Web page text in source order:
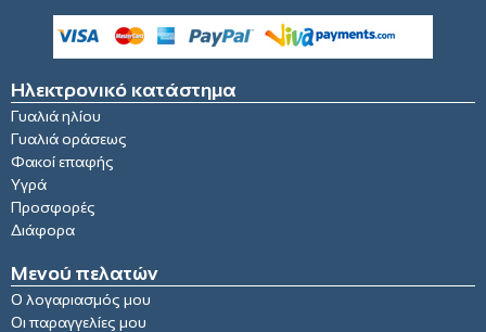
Ηλεκτρονικό κατάστημα
Γυαλιά ηλίου
Γυαλιά οράσεως
Φακοί επαφής
Υγρά
Προσφορές
Διάφορα
Μενού πελατών
Ο λογαριασμός μου
Οι παραγγελίες μου